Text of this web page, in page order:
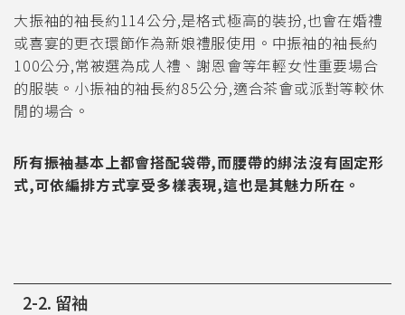
大振袖的袖長約114公分,是格式極高的裝扮,也會在婚禮
或喜宴的更衣環節作為新娘禮服使用。中振袖的袖長約
100公分,常被選為成人禮、謝恩會等年輕女性重要場合
的服裝。小振袖的袖長約85公分,適合茶會或派對等較休
閒的場合。
所有振袖基本上都會搭配袋帶,而腰帶的綁法沒有固定形
式,可依編排方式享受多樣表現,這也是其魅力所在。
2-2. 留袖